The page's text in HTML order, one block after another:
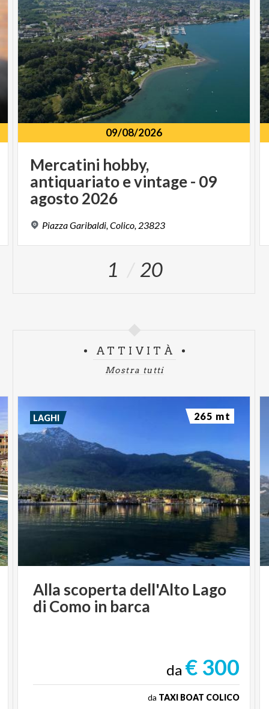
09/08/2026
Mercatini hobby,
antiquariato e vintage - 09
agosto 2026
PiazzaGaribaldi, Colico, 23823
1 20
ATTIVITÀ
Mostra tutti
Alla scoperta dell'Alto Lago
di Como in barca
da € 300
da TAXI BOAT COLICO
LAGHI 265 mt